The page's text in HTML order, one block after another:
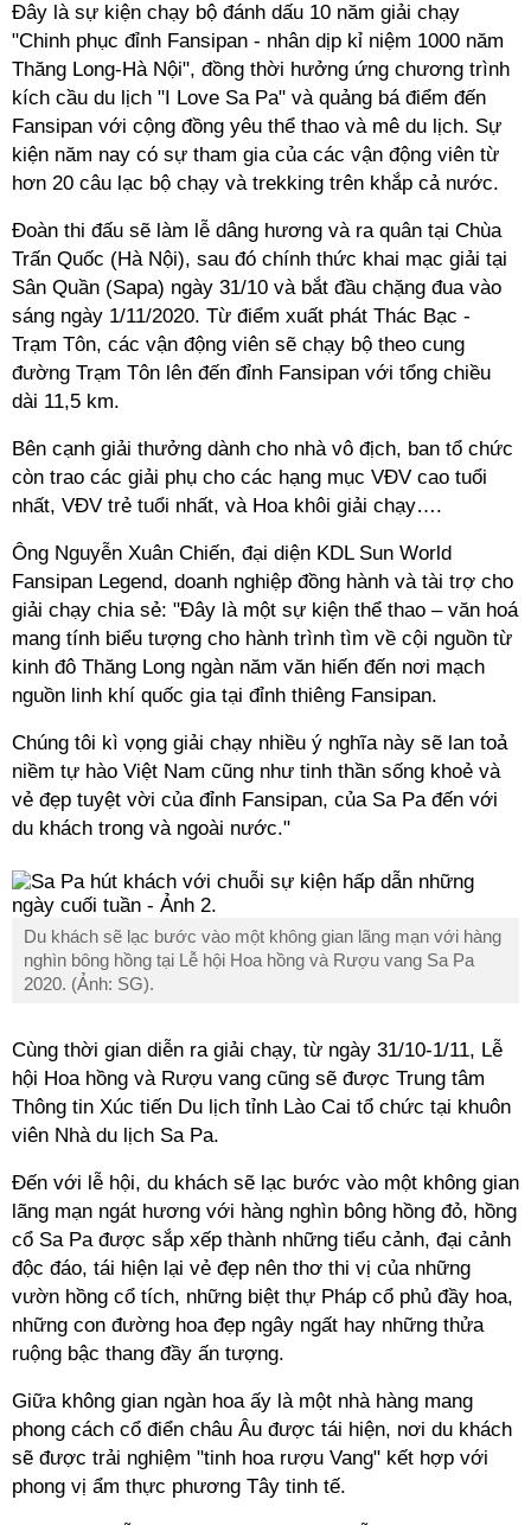
Đây là sự kiện chạy bộ đánh dấu 10 năm giải chạy
"Chinh phục đỉnh Fansipan - nhân dịp kỉ niệm 1000 năm
Thăng Long-Hà Nội", đồng thời hưởng ứng chương trình
kích cầu du lịch "I Love Sa Pa" và quảng bá điểm đến
Fansipan với cộng đồng yêu thể thao và mê du lịch. Sự
kiện năm nay có sự tham gia của các vận động viên từ
hơn 20 câu lạc bộ chạy và trekking trên khắp cả nước.
Đoàn thi đấu sẽ làm lễ dâng hương và ra quân tại Chùa
Trấn Quốc (Hà Nội), sau đó chính thức khai mạc giải tại
Sân Quần (Sapa) ngày 31/10 và bắt đầu chặng đua vào
sáng ngày 1/11/2020. Từ điểm xuất phát Thác Bạc -
Trạm Tôn, các vận động viên sẽ chạy bộ theo cung
đường Trạm Tôn lên đến đỉnh Fansipan với tổng chiều
dài 11,5 km.
Bên cạnh giải thưởng dành cho nhà vô địch, ban tổ chức
còn trao các giải phụ cho các hạng mục VĐV cao tuổi
nhất, VĐV trẻ tuổi nhất, và Hoa khôi giải chạy….
Ông Nguyễn Xuân Chiến, đại diện KDL Sun World
Fansipan Legend, doanh nghiệp đồng hành và tài trợ cho
giải chạy chia sẻ: "Đây là một sự kiện thể thao – văn hoá
mang tính biểu tượng cho hành trình tìm về cội nguồn từ
kinh đô Thăng Long ngàn năm văn hiến đến nơi mạch
nguồn linh khí quốc gia tại đỉnh thiêng Fansipan.
Chúng tôi kì vọng giải chạy nhiều ý nghĩa này sẽ lan toả
niềm tự hào Việt Nam cũng như tinh thần sống khoẻ và
vẻ đẹp tuyệt vời của đỉnh Fansipan, của Sa Pa đến với
du khách trong và ngoài nước."
Du khách sẽ lạc bước vào một không gian lãng mạn với hàng
nghìn bông hồng tại Lễ hội Hoa hồng và Rượu vang Sa Pa
2020. (Ảnh: SG).
Cùng thời gian diễn ra giải chạy, từ ngày 31/10-1/11, Lễ
hội Hoa hồng và Rượu vang cũng sẽ được Trung tâm
Thông tin Xúc tiến Du lịch tỉnh Lào Cai tổ chức tại khuôn
viên Nhà du lịch Sa Pa.
Đến với lễ hội, du khách sẽ lạc bước vào một không gian
lãng mạn ngát hương với hàng nghìn bông hồng đỏ, hồng
cổ Sa Pa được sắp xếp thành những tiểu cảnh, đại cảnh
độc đáo, tái hiện lại vẻ đẹp nên thơ thi vị của những
vườn hồng cổ tích, những biệt thự Pháp cổ phủ đầy hoa,
những con đường hoa đẹp ngây ngất hay những thửa
ruộng bậc thang đầy ấn tượng.
Giữa không gian ngàn hoa ấy là một nhà hàng mang
phong cách cổ điển châu Âu được tái hiện, nơi du khách
sẽ được trải nghiệm "tinh hoa rượu Vang" kết hợp với
phong vị ẩm thực phương Tây tinh tế.